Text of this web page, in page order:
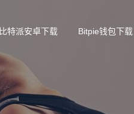
比特派安卓下载 Bitpie钱包下载